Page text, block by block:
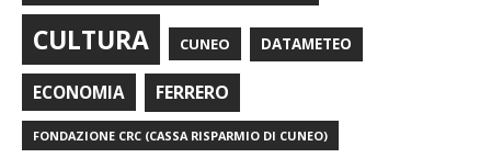
CULTURA CUNEO DATAMETEO
ECONOMIA FERRERO
FONDAZIONE CRC (CASSA RISPARMIO DI CUNEO)